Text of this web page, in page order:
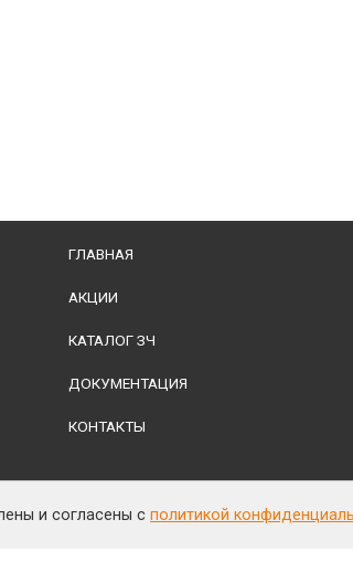
ГЛАВНАЯ
АКЦИИ
КАТАЛОГ ЗЧ
ДОКУМЕНТАЦИЯ
КОНТАКТЫ
и согласены с политикой